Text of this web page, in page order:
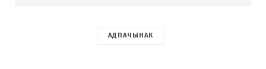
АДПАЧЫНАК